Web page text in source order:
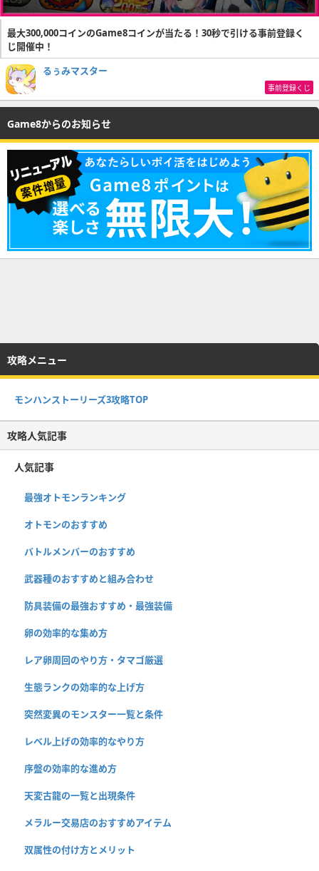
最大300,000コインのGame8コインが当たる！30秒で引ける事前登録く
じ開催中！
るぅみマスター
事前登録くじ
Game8からのお知らせ
攻略メニュー
モンハンストーリーズ3攻略TOP
攻略人気記事
人気記事
最強オトモンランキング
オトモンのおすすめ
バトルメンバーのおすすめ
武器種のおすすめと組み合わせ
防具装備の最強おすすめ・最強装備
卵の効率的な集め方
レア卵周回のやり方・タマゴ厳選
生態ランクの効率的な上げ方
突然変異のモンスター一覧と条件
レベル上げの効率的なやり方
序盤の効率的な進め方
天変古龍の一覧と出現条件
メラルー交易店のおすすめアイテム
双属性の付け方とメリット